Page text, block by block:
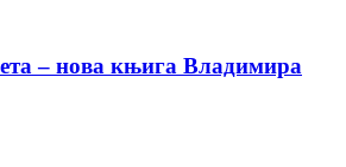
– нова књига Владимира